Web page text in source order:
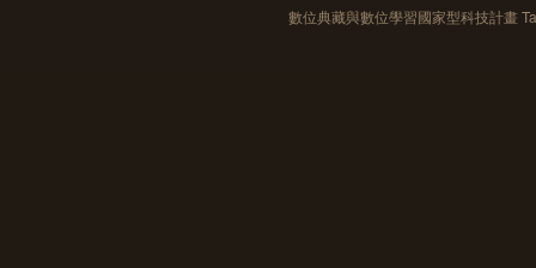
數位典藏與數位學習國家型科技計畫